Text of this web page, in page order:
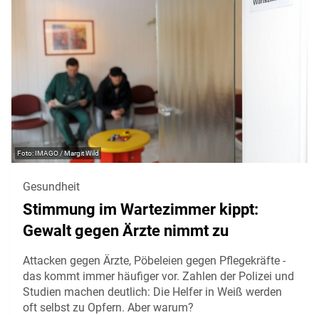
IMAGO / Margit Wild
Gesundheit
Stimmung im Wartezimmer kippt:
Gewalt gegen Ärzte nimmt zu
Attacken gegen Ärzte, Pöbeleien gegen Pflegekräfte -
das kommt immer häufiger vor. Zahlen der Polizei und
Studien machen deutlich: Die Helfer in Weiß werden
oft selbst zu Opfern. Aber warum?